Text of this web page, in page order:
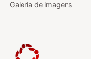
Galeria de imagens